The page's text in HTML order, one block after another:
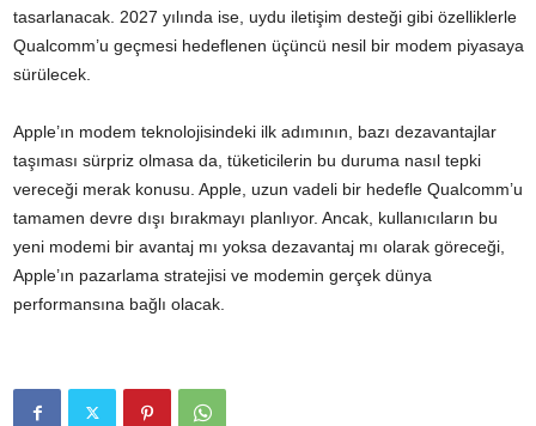
tasarlanacak. 2027 yılında ise, uydu iletişim desteği gibi özelliklerle
Qualcomm’u geçmesi hedeflenen üçüncü nesil bir modem piyasaya
sürülecek.
Apple’ın modem teknolojisindeki ilk adımının, bazı dezavantajlar
taşıması sürpriz olmasa da, tüketicilerin bu duruma nasıl tepki
vereceği merak konusu. Apple, uzun vadeli bir hedefle Qualcomm’u
tamamen devre dışı bırakmayı planlıyor. Ancak, kullanıcıların bu
yeni modemi bir avantaj mı yoksa dezavantaj mı olarak göreceği,
Apple’ın pazarlama stratejisi ve modemin gerçek dünya
performansına bağlı olacak.